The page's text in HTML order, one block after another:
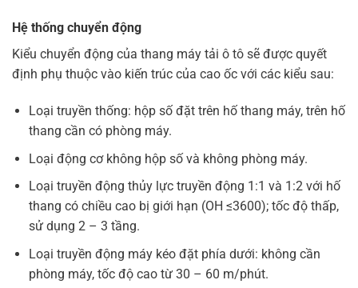
Hệ thống chuyển động
Kiểu chuyển động của thang máy tải ô tô sẽ được quyết
định phụ thuộc vào kiến trúc của cao ốc với các kiểu sau:
Loại truyền thống: hộp số đặt trên hố thang máy, trên hố
thang cần có phòng máy.
Loại động cơ không hộp số và không phòng máy.
Loại truyền động thủy lực truyền động 1:1 và 1:2 với hố
thang có chiều cao bị giới hạn (OH ≤3600); tốc độ thấp,
sử dụng 2 – 3 tầng.
Loại truyền động máy kéo đặt phía dưới: không cần
phòng máy, tốc độ cao từ 30 – 60 m/phút.